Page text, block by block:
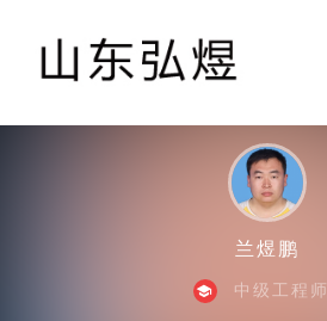
兰煜鹏
中级工程师